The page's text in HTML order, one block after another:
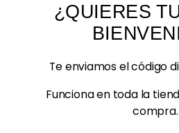
¿QUIERES
Te enviamos el código
Funciona en toda la
compra.